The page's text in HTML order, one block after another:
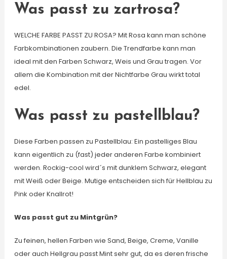
Was passt zu zartrosa?
WELCHE FARBE PASST ZU ROSA? Mit Rosa kann man schöne
Farbkombinationen zaubern. Die Trendfarbe kann man
ideal mit den Farben Schwarz, Weis und Grau tragen. Vor
allem die Kombination mit der Nichtfarbe Grau wirkt total
edel.
Was passt zu pastellblau?
Diese Farben passen zu Pastellblau: Ein pastelliges Blau
kann eigentlich zu (fast) jeder anderen Farbe kombiniert
werden. Rockig-cool wird´s mit dunklem Schwarz, elegant
mit Weiß oder Beige. Mutige entscheiden sich für Hellblau zu
Pink oder Knallrot!
Was passt gut zu Mintgrün?
Zu feinen, hellen Farben wie Sand, Beige, Creme, Vanille
oder auch Hellgrau passt Mint sehr gut, da es deren frische